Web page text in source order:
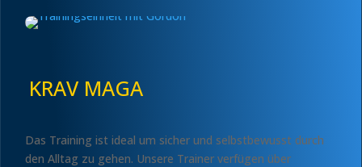
KRAV MAGA
Das Training ist ideal um sicher und selbstbewusst durch
den Alltag zu gehen. Unsere Trainer verfügen über